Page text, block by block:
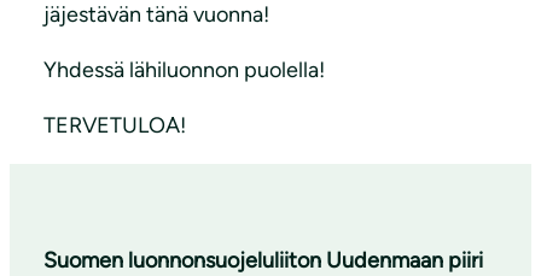
jäjestävän tänä vuonna!
Yhdessä lähiluonnon puolella!
TERVETULOA!
Suomen luonnonsuojeluliiton Uudenmaan piiri